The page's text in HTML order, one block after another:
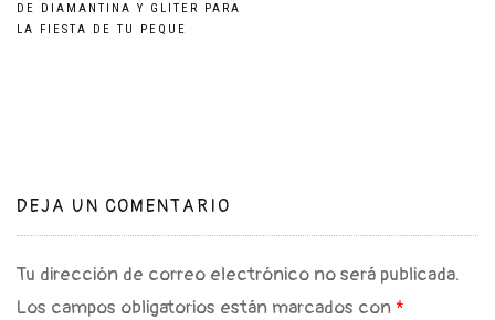
de
DE DIAMANTINA Y GLITER PARA
LA FIESTA DE TU PEQUE
DEJA UN COMENTARIO
Tu dirección de correo electrónico no será publicada.
Los campos obligatorios están marcados con *